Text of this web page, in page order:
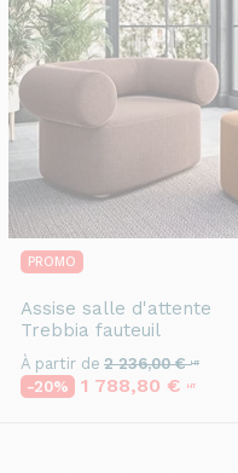
PROMO
Assise salle d'attente
Trebbia fauteuil
À partir de 2 236,00 €HT
-20% 1 788,80 € HT